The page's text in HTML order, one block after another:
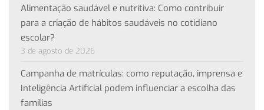
Alimentação saudável e nutritiva: Como contribuir
para a criação de hábitos saudáveis no cotidiano
escolar?
3 de agosto de 2026
Campanha de matrículas: como reputação, imprensa e
Inteligência Artificial podem influenciar a escolha das
famílias